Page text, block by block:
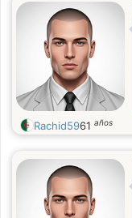
Rachid5961 años